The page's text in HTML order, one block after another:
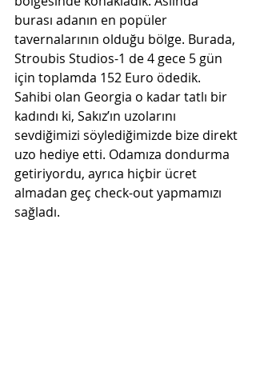
burası adanın en popüler
tavernalarının olduğu bölge. Burada,
Stroubis Studios-1 de 4 gece 5 gün
için toplamda 152 Euro ödedik.
Sahibi olan Georgia o kadar tatlı bir
kadındı ki, Sakız’ın uzolarını
sevdiğimizi söylediğimizde bize direkt
uzo hediye etti. Odamıza dondurma
getiriyordu, ayrıca hiçbir ücret
almadan geç check-out yapmamızı
sağladı.